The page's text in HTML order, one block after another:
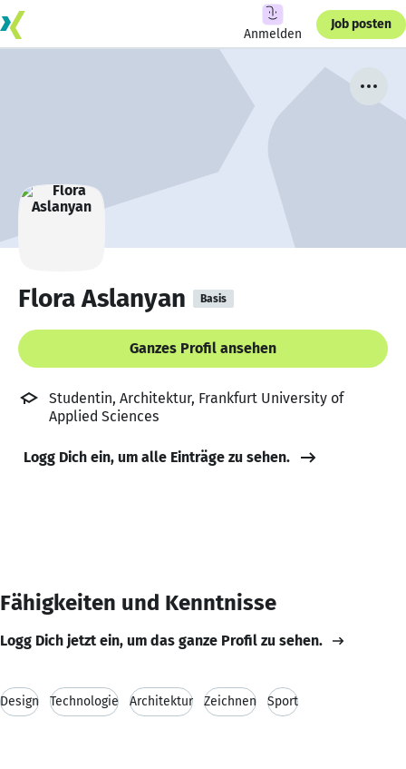
Anmelden
Job posten
Flora Aslanyan Basis
Ganzes Profil ansehen
Studentin, Architektur, Frankfurt University of
Applied Sciences
Logg Dich ein, um alle Einträge zu sehen.
Fähigkeiten und Kenntnisse
Logg Dich jetzt ein, um das ganze Profil zu sehen.
Design Technologie Architektur Zeichnen Sport